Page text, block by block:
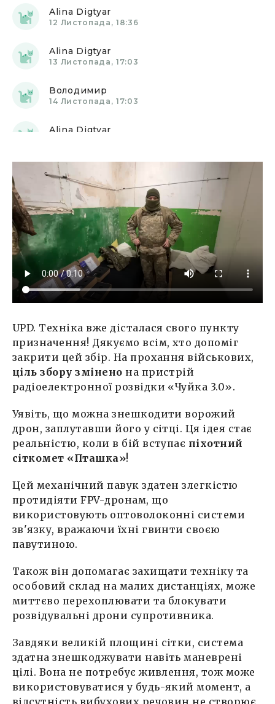
Alina Digtyar
12 Листопада, 18:36
Alina Digtyar
13 Листопада, 17:03
Володимир
14 Листопада, 17:03
Alina Digtyar
Олександр Гриб
18 Листопада, 07:48
Alina Digtyar
19 Листопада, 11:37
Alina Digtyar
21 Листопада, 12:49
Alina Digtyar
24 Листопада, 15:13
Олександра
24 Листопада, 18:05
Alina Digtyar
26 Листопада, 14:44
28 Листопада, 15:01
Мішель Обама
02 Грудня, 09:20
Alina Digtyar
03 Грудня, 11:34
Alina Digtyar
05 Грудня, 17:17
09 Грудня, 14:09
Alina Digtyar
12 Грудня, 21:32
Alina Digtyar
Alina Digtyar
15 Грудня, 11:59
UPD. Техніка вже дісталася свого пункту
призначення! Дякуємо всім, хто допоміг
закрити цей збір. На прохання військових,
ціль збору змінено на пристрій
радіоелектронної розвідки «Чуйка 3.0».
Уявіть, що можна знешкодити ворожий
дрон, заплутавши його у сітці. Ця ідея стає
реальністю, коли в бій вступає піхотний
сіткомет «Пташка»!
Цей механічний павук здатен злегкістю
протидіяти FPV-дронам, що
використовують оптоволоконні системи
зв'язку, вражаючи їхні гвинти своєю
павутиною.
Також він допомагає захищати техніку та
особовий склад на малих дистанціях, може
миттєво перехоплювати та блокувати
розвідувальні дрони супротивника.
Завдяки великій площині сітки, система
здатна знешкоджувати навіть маневрені
цілі. Вона не потребує живлення, тож може
використовуватися у будь-який момент, а
відсутність вибухових речовин не створює